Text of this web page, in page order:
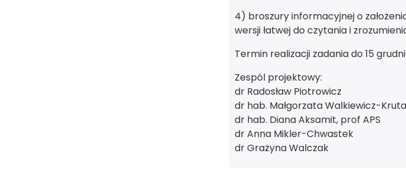
4) broszury informacyjnej o
wersji łatwej do czytania i
Termin realizacji zadania do 15
Zespól projektowy:
dr Radosław Piotrowicz
dr hab. Małgorzata Walkiewicz-
dr hab. Diana Aksamit, prof APS
dr Anna Mikler-Chwastek
dr Grażyna Walczak